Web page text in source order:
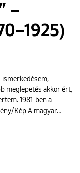
–
ismerkedésem,
meglepetés akkor ért,
1981-ben a
Kép A magyar…